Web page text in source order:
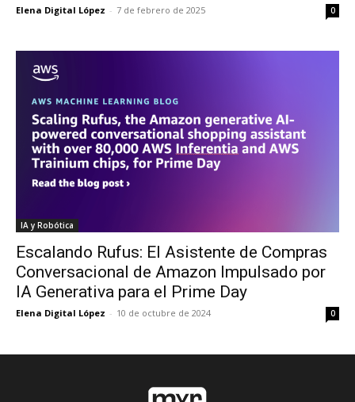
Elena Digital López - 7 de febrero de 2025 0
IA y Robótica
Escalando Rufus: El Asistente de Compras
Conversacional de Amazon Impulsado por
IA Generativa para el Prime Day
Elena Digital López - 10 de octubre de 2024 0